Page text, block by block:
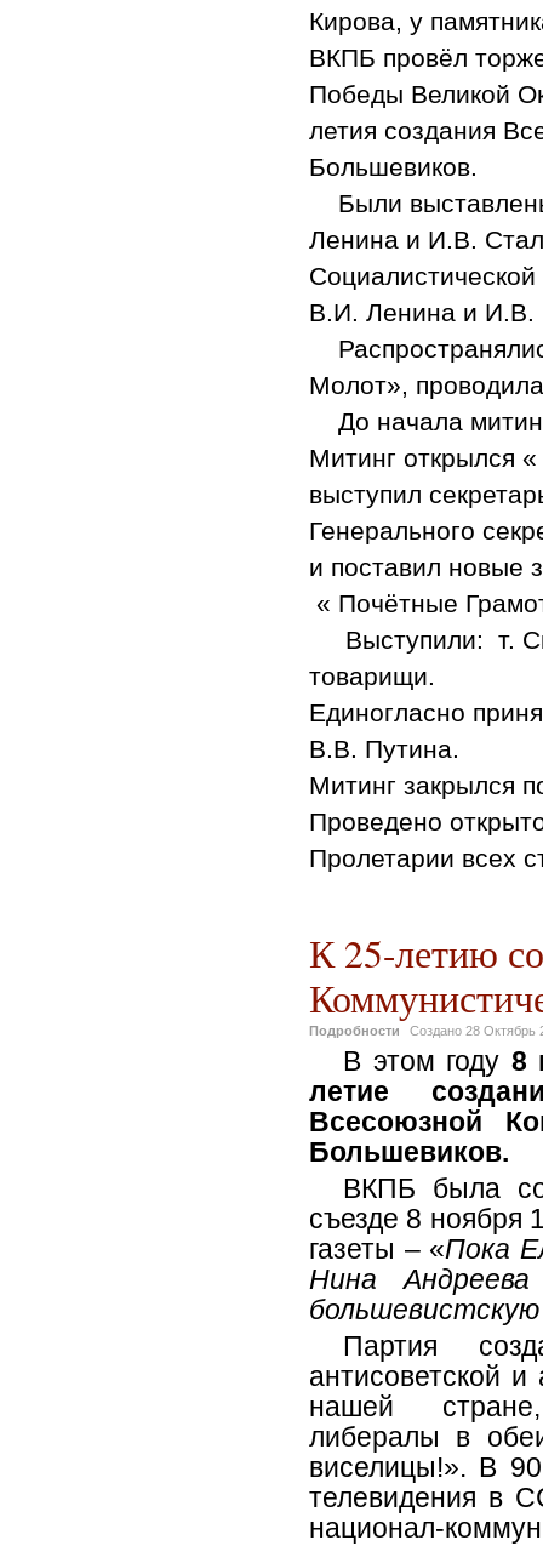
Кирова, у
ВКПБ провёл
Победы Великой
летия создания
Большевиков.
Были
Ленина и И.В.
В.И. Ленина и И.В.
Молот»,
До начала
Митинг открылся
выступил
Генерального
и поставил новые
« Почётные
Выступили: т.
товарищи.
Единогласно
В.В. Путина.
Митинг закрылся
Проведено
Пролетарии всех
К 25-летию
Подробности Создано 28 Октябрь
В этом году 8
летие
Всесоюзной
Большевиков.
ВКПБ была
съезде 8 ноября
газеты – «Пока
Нина
Партия
антисоветской и
нашей
либералы в
виселицы!». В
телевидения в
национал-